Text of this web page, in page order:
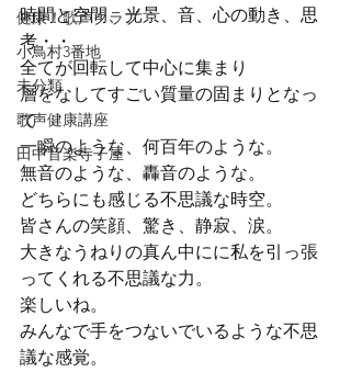
健康！歌声クラブ
小鳥村3番地
未分類
歌声健康講座
田中音楽寺子屋
時間と空間、光景、音、心の動き、思
考・・
全てが回転して中心に集まり
層をなしてすごい質量の固まりとなっ
て
一瞬のような、何百年のような。
無音のような、轟音のような。
どちらにも感じる不思議な時空。
皆さんの笑顔、驚き、静寂、涙。
大きなうねりの真ん中にに私を引っ張
ってくれる不思議な力。
楽しいね。
みんなで手をつないでいるような不思
議な感覚。